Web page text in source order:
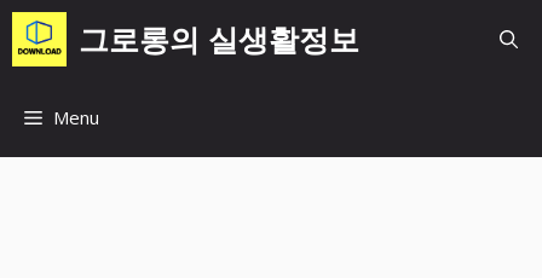
컨
텐
츠
너
그로롱의 실생활정보
Menu